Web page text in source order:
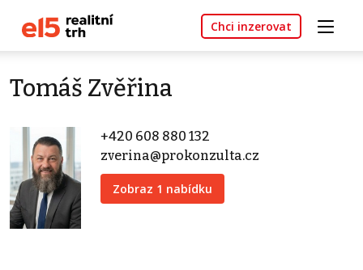
Chci inzerovat
Tomáš Zvěřina
+420 608 880 132
zverina@prokonzulta.cz
Zobraz 1 nabídku